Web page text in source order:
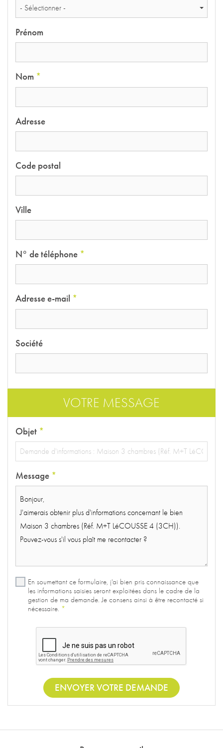
- Sélectionner -
Prénom
Nom *
Adresse
Code postal
Ville
N° de téléphone *
Adresse e-mail *
Société
VOTRE MESSAGE
Objet *
Message *
En soumettant ce formulaire, j'ai bien pris connaissance que
les informations saisies seront exploitées dans le cadre de la
gestion de ma demande. Je consens ainsi à être recontacté si
nécessaire. *
ENVOYER VOTRE DEMANDE